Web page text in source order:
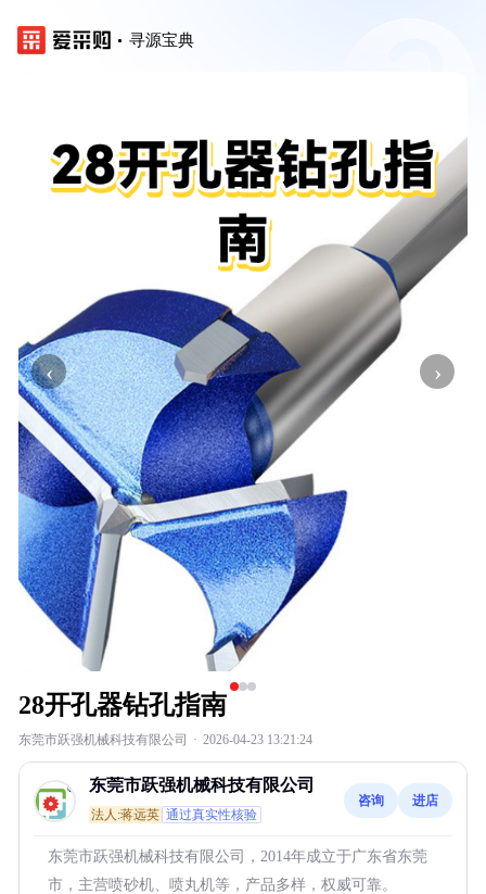
寻源宝典
‹ ›
28开孔器钻孔指南
东莞市跃强机械科技有限公司 · 2026-04-23 13:21:24
东莞市跃强机械科技有限公司
法人:蒋远英 通过真实性核验
咨询 进店
东莞市跃强机械科技有限公司，2014年成立于广东省东莞
市，主营喷砂机、喷丸机等，产品多样，权威可靠。